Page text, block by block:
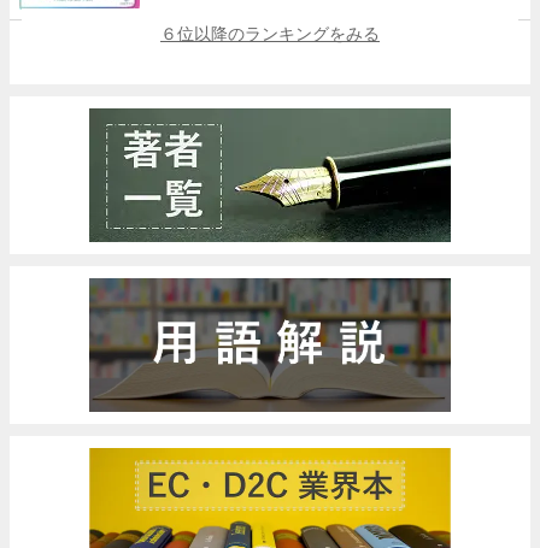
６位以降のランキングをみる